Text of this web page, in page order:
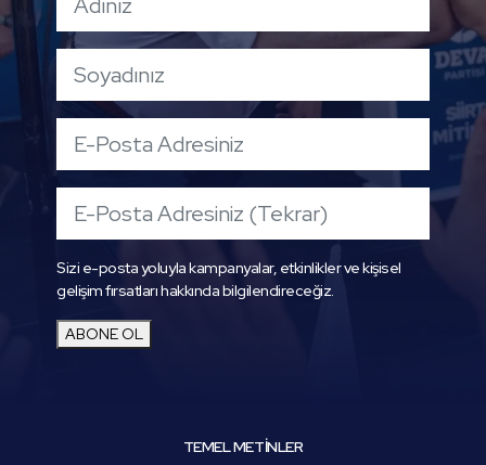
Sizi e-posta yoluyla kampanyalar, etkinlikler ve kişisel
gelişim fırsatları hakkında bilgilendireceğiz.
ABONE OL
TEMEL METİNLER